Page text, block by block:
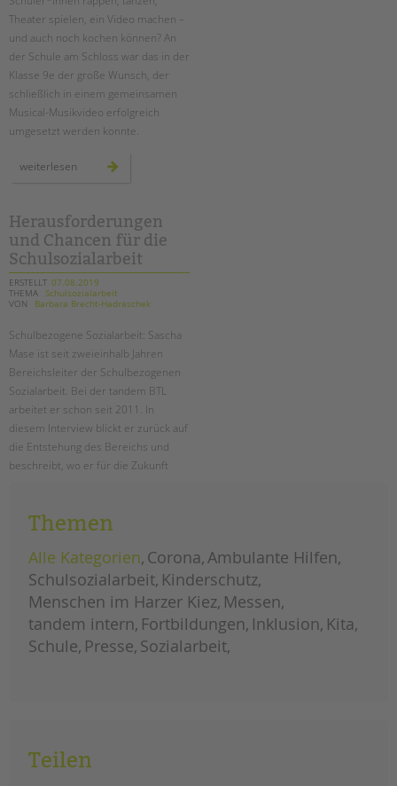
Theater spielen, ein Video machen –
und auch noch kochen können? An
der Schule am Schloss war das in der
Klasse 9e der große Wunsch, der
schließlich in einem gemeinsamen
Musical-Musikvideo erfolgreich
umgesetzt werden konnte.
weiterlesen
der
klasse
9e
an
der
schule
am
schloss
Herausforderungen
und Chancen für die
Schulsozialarbeit
ERSTELLT 07.08.2019
THEMA Schulsozialarbeit
VON
Barbara Brecht-Hadraschek
Schulbezogene Sozialarbeit: Sascha
Mase ist seit zweieinhalb Jahren
Bereichsleiter der Schulbezogenen
Sozialarbeit. Bei der tandem BTL
arbeitet er schon seit 2011. In
diesem Interview blickt er zurück auf
die Entstehung des Bereichs und
beschreibt, wo er für die Zukunft
sich der Bereich weiterentwickeln
weiterlesen herausforderungen
und
chancen
für
schulsozialarbeit
Themen
Alle Kategorien Corona Ambulante Hilfen
Schulsozialarbeit Kinderschutz
Menschen im Harzer Kiez Messen
tandem intern Fortbildungen Inklusion Kita
Schule Presse Sozialarbeit
Teilen